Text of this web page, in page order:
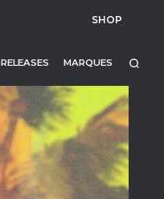
SHOP
RELEASES MARQUES